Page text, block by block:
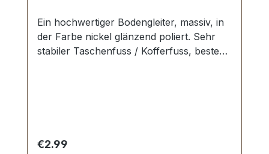
Ein hochwertiger Bodengleiter, massiv, in
der Farbe nickel glänzend poliert. Sehr
stabiler Taschenfuss / Kofferfuss, bestens
Regular price:
€2.99